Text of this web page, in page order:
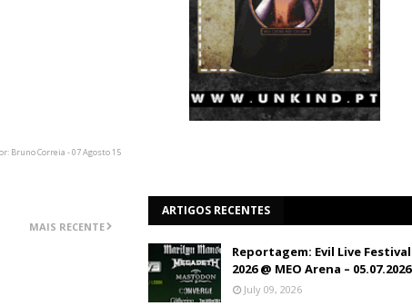
Bruno Correia - 07 Agosto 15
MAIS RECENTE
ARTIGOS RECENTES
Reportagem: Evil Live Festival
2026 @ MEO Arena – 05.07.2026
July 09, 2026